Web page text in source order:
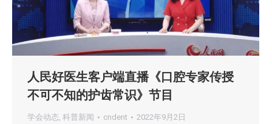
人民好医生客户端直播《口腔专家传授
不可不知的护齿常识》节目
学会动态, 科普新闻 cndent 2022年9月2日